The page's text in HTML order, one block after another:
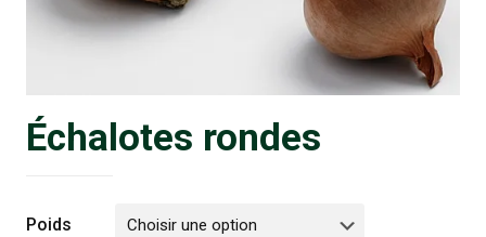
Échalotes rondes
Poids